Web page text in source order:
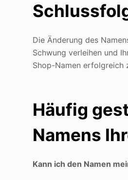
Die Änderung des
Schwung verleihen und
Shop-Namen erfolgreich
Häufig
Namens
Kann ich den Namen